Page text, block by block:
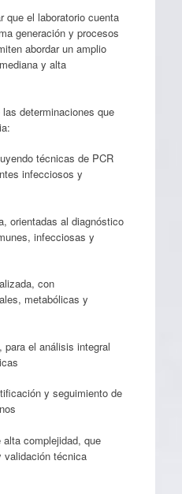
que el laboratorio cuenta
generación y procesos
abordar un amplio
y alta
determinaciones que
técnicas de PCR
infecciosos y
orientadas al diagnóstico
infecciosas y
con
metabólicas y
el análisis integral
y seguimiento de
complejidad, que
validación técnica